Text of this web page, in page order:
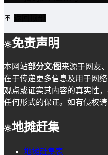
免责声明
本网站部分文/图来源于网友
在于传递更多信息及用于网
观点或证实其内容的真实性
任何形式的保证。如有侵权请
地摊赶集
地摊赶集表